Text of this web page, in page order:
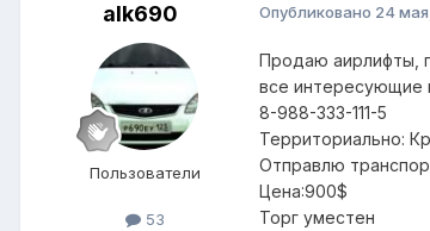
alk690
Пользователи
53
Опубликовано 24
Продаю аирлифты,
все интересующие
8-988-333-111-5
Территориально:
Отправлю
Цена:900$
Торг уместен